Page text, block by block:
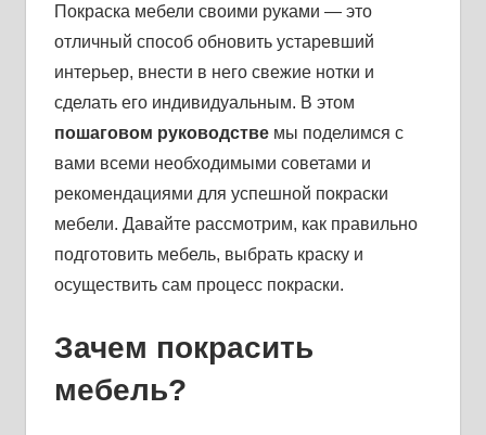
Покраска мебели своими руками — это
отличный способ обновить устаревший
интерьер, внести в него свежие нотки и
сделать его индивидуальным. В этом
пошаговом руководствемы поделимся с
вами всеми необходимыми советами и
рекомендациями для успешной покраски
мебели. Давайте рассмотрим, как правильно
подготовить мебель, выбрать краску и
осуществить сам процесс покраски.
Зачем покрасить
мебель?